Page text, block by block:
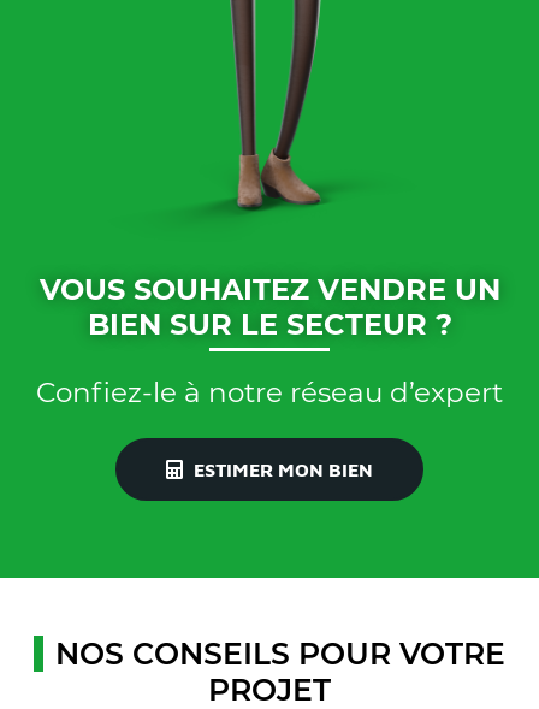
VOUS SOUHAITEZ VENDRE UN
BIEN SUR LE SECTEUR ?
Confiez-le à notre réseau d’expert
ESTIMER MON BIEN
NOS CONSEILS POUR VOTRE
PROJET